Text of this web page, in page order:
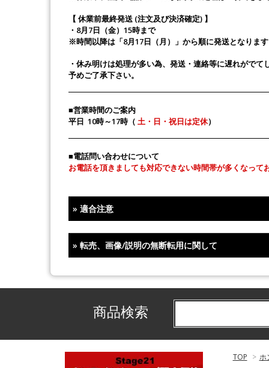
【 休業前最終発送 (注文及び決済確定) 】
・8月7日（金）15時まで
※時間以降は「8月17日（月）」から順に発送となりま
・休み明けは処理が多い為、発送・連絡等に遅れがでて
予めご了承下さい。
■営業時間のご案内
平日 10時～17時（ 土・日・祝日は定休）
■電話問い合わせについて
お電話を頂きましても対応できない時間帯が多くなっ
»適合注意
»転売、画像/説明の無断転用に関して
商品検索
TOP > ホ